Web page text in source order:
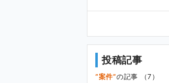
投稿記事
案件 の記事 （7）